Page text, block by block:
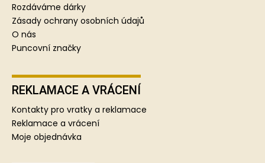
Rozdáváme dárky
Zásady ochrany osobních údajů
O nás
Puncovní značky
REKLAMACE A VRÁCENÍ
Kontakty pro vratky a reklamace
Reklamace a vrácení
Moje objednávka